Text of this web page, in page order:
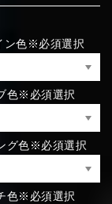
⑮Wine red
⑮Wine red
⑨Pink
⑫Ivory
⑫Aqua blue
⑨Orange
⑫Aqua blue
ン色※必須選択
色※必須選択
グ色※必須選択
色※必須選択